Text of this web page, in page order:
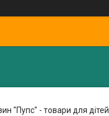
"Пупс" - товари для дітей